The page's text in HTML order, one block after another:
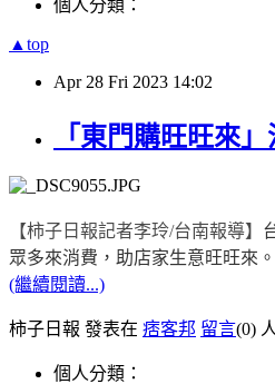
個人分類：
▲top
Apr 28 Fri 2023 14:02
「東門購旺旺來
【柿子日報記者李玲/台南報導】
眾多來消費，助店家生意旺旺來
(繼續閱讀...)
柿子日報 發表在 痞客邦 留言(0)
個人分類：